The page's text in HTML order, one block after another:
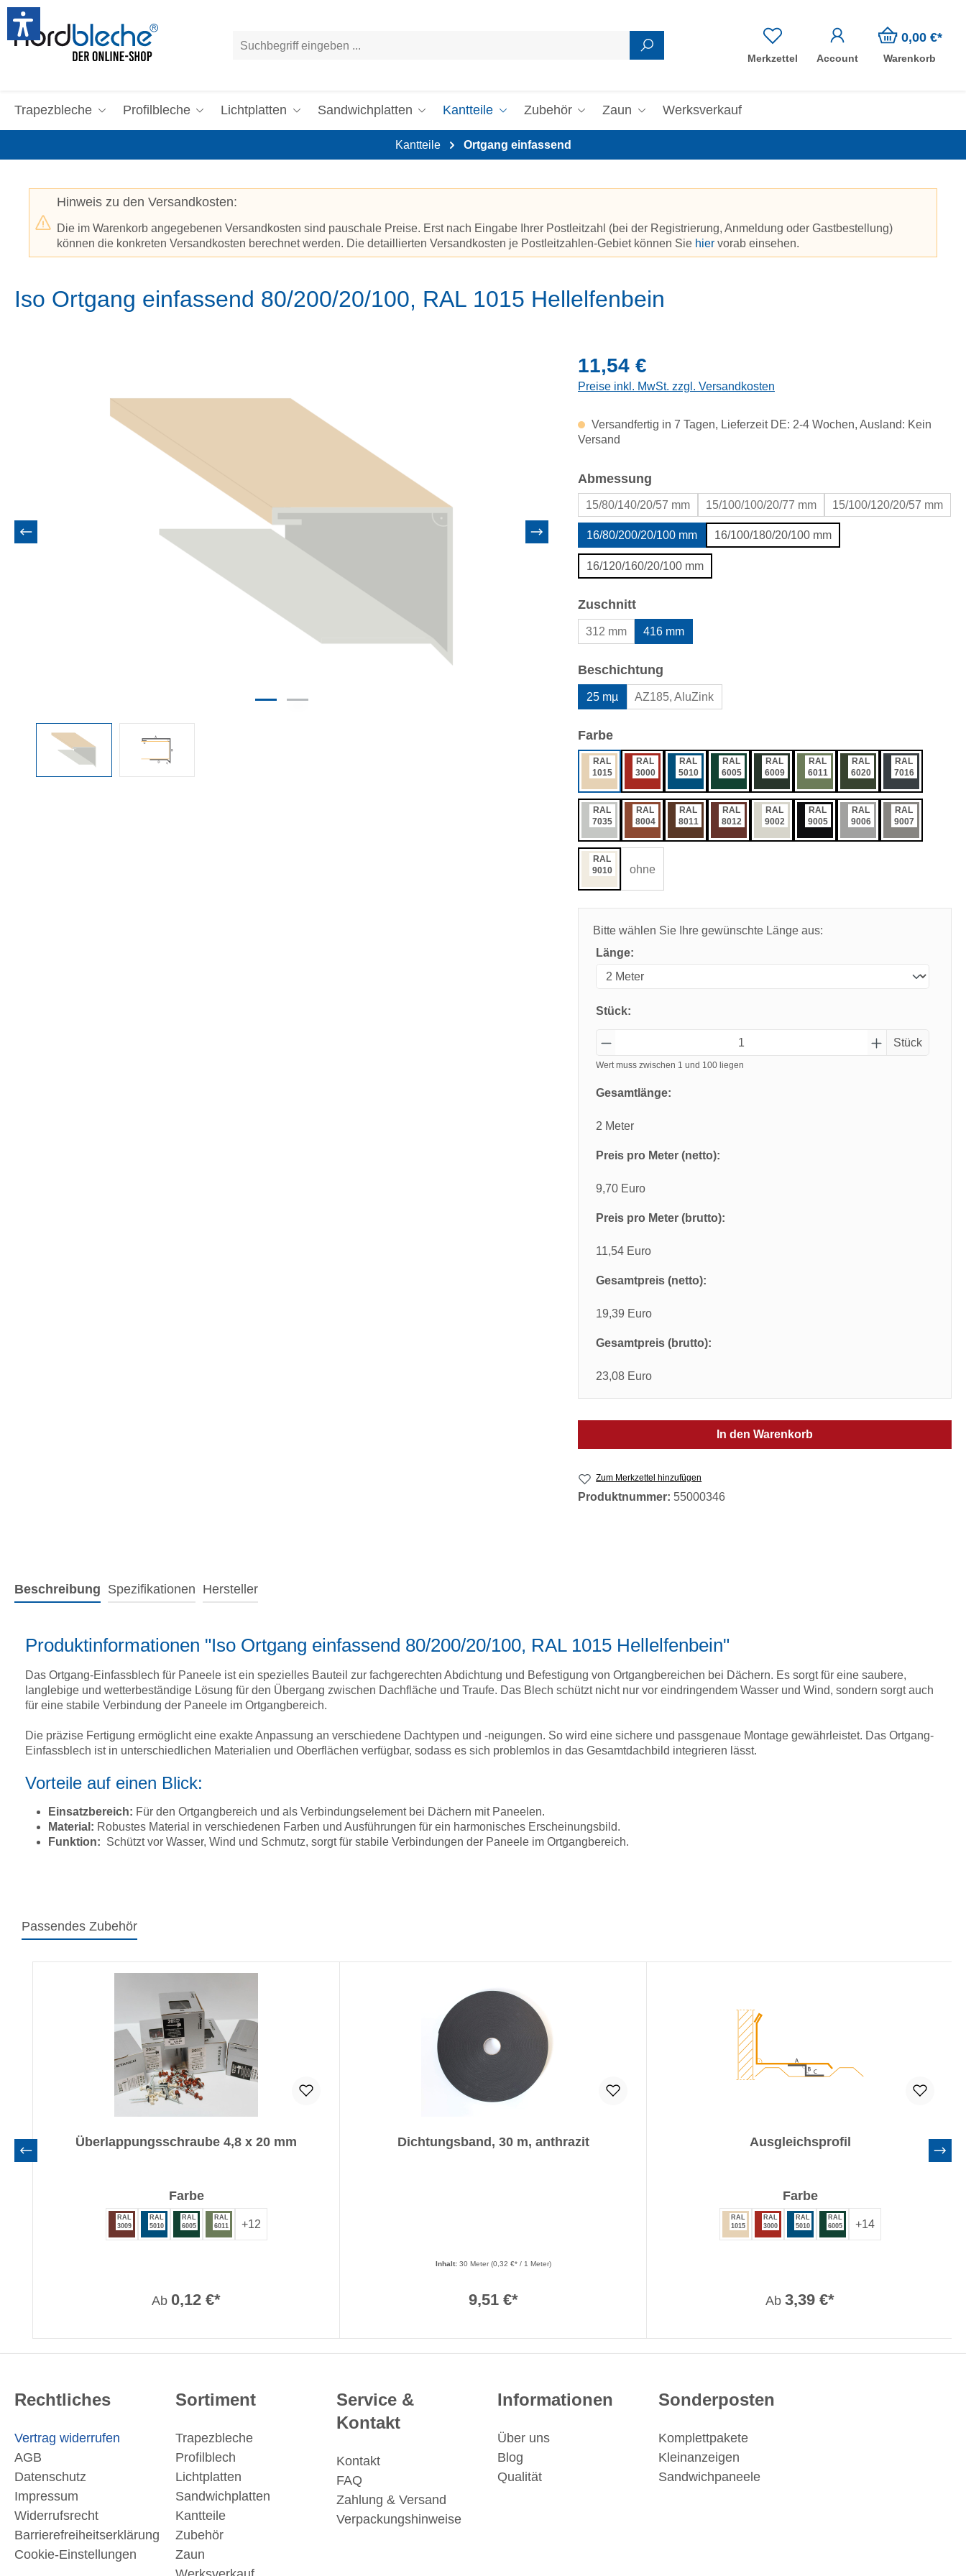
Hauptinhalt springen
Zur Suche springen
Merkzettel Account
0,00 €*
Warenkorb
Trapezbleche Profilbleche Lichtplatten Sandwichplatten Kantteile Zubehör Zaun Werksverkauf
Kantteile Ortgang einfassend
Hinweis zu den Versandkosten:
Die im Warenkorb angegebenen Versandkosten sind pauschale Preise. Erst nach Eingabe Ihrer Postleitzahl (bei der Registrierung, Anmeldung oder Gastbestellung)
können die konkreten Versandkosten berechnet werden. Die detaillierten Versandkosten je Postleitzahlen-Gebiet können Sie hier vorab einsehen.
Iso Ortgang einfassend 80/200/20/100, RAL 1015 Hellelfenbein
Regulärer Preis:
11,54 €
Preise inkl. MwSt. zzgl. Versandkosten
Versandfertig in 7 Tagen, Lieferzeit DE: 2-4 Wochen, Ausland: Kein
Versand
Abmessung
15/80/140/20/57 mm 15/100/100/20/77 mm 15/100/120/20/57 mm
16/80/200/20/100 mm 16/100/180/20/100 mm
16/120/160/20/100 mm
Zuschnittauswählen
312 mm 416 mm
Beschichtung
25 mµ AZ185, AluZink
Farbeauswählen
RAL
1015
RAL
3000
RAL
5010
RAL
6005
RAL
6009
RAL
6011
RAL
6020
RAL
7016
RAL
7035
RAL
8004
RAL
8011
RAL
8012
RAL
9002
RAL
9005
RAL
9006
RAL
9007
RAL
9010
ohne
Bitte wählen Sie Ihre gewünschte Länge aus:
Länge:
Stück:
Stück
Wert muss zwischen 1 und 100 liegen
Gesamtlänge:
2 Meter
Preis pro Meter (netto):
9,70 Euro
Preis pro Meter (brutto):
11,54 Euro
Gesamtpreis (netto):
19,39 Euro
Gesamtpreis (brutto):
23,08 Euro
In den Warenkorb
Zum Merkzettel hinzufügen
Produktnummer: 55000346
Beschreibung Spezifikationen Hersteller
Produktinformationen "Iso Ortgang einfassend 80/200/20/100, RAL 1015 Hellelfenbein"
Das Ortgang-Einfassblech für Paneele ist ein spezielles Bauteil zur fachgerechten Abdichtung und Befestigung von Ortgangbereichen bei Dächern. Es sorgt für eine saubere,
langlebige und wetterbeständige Lösung für den Übergang zwischen Dachfläche und Traufe. Das Blech schützt nicht nur vor eindringendem Wasser und Wind, sondern sorgt auch
für eine stabile Verbindung der Paneele im Ortgangbereich.
Die präzise Fertigung ermöglicht eine exakte Anpassung an verschiedene Dachtypen und -neigungen. So wird eine sichere und passgenaue Montage gewährleistet. Das Ortgang-
Einfassblech ist in unterschiedlichen Materialien und Oberflächen verfügbar, sodass es sich problemlos in das Gesamtdachbild integrieren lässt.
Vorteile auf einen Blick:
Einsatzbereich: Für den Ortgangbereich und als Verbindungselement bei Dächern mit Paneelen.
Material: Robustes Material in verschiedenen Farben und Ausführungen für ein harmonisches Erscheinungsbild.
Funktion: Schützt vor Wasser, Wind und Schmutz, sorgt für stabile Verbindungen der Paneele im Ortgangbereich.
Passendes Zubehör
Überlappungsschraube 4,8 x 20 mm
Farbeauswählen
RAL
3009
RAL
5010
RAL
6005
RAL
6011
+12
Ab 0,12 €*
Dichtungsband, 30 m, anthrazit
Inhalt: 30 Meter (0,32 €* / 1 Meter)
9,51 €*
Ausgleichsprofil
Farbeauswählen
RAL
1015
RAL
3000
RAL
5010
RAL
6005
+14
Ab 3,39 €*
Rechtliches
Vertrag widerrufen
AGB
Datenschutz
Impressum
Widerrufsrecht
Barrierefreiheitserklärung
Cookie-Einstellungen
Sortiment
Trapezbleche
Profilblech
Lichtplatten
Sandwichplatten
Kantteile
Zubehör
Zaun
Service &
Kontakt
Kontakt
FAQ
Zahlung & Versand
Verpackungshinweise
Informationen
Über uns
Blog
Qualität
Sonderposten
Komplettpakete
Kleinanzeigen
Sandwichpaneele